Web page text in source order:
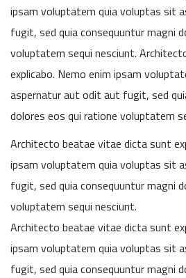
ipsam voluptatem quia voluptas sit
fugit, sed quia consequuntur magni
voluptatem sequi nesciunt.
explicabo. Nemo enim ipsam
aspernatur aut odit aut fugit, sed
dolores eos qui ratione voluptatem
Architecto beatae vitae dicta sunt
ipsam voluptatem quia voluptas sit
fugit, sed quia consequuntur magni
voluptatem sequi nesciunt.
Architecto beatae vitae dicta sunt
ipsam voluptatem quia voluptas sit
fugit, sed quia consequuntur magni